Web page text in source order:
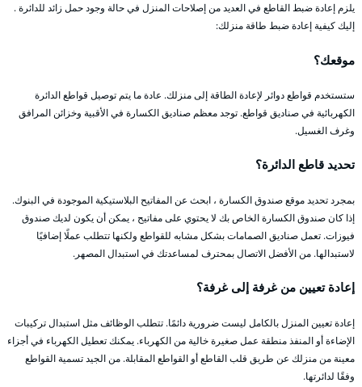
يلزم إعادة ضبط القاطع في العديد من إصلاحات المنزل في حالة وجود حمل زائد للدائرة .
إليك كيفية إعادة ضبط طاقة منزلك:
موقعك؟
ستستخدم قواطع دوائر لإعادة الطاقة إلى منزلك. عادة ما يتم توصيل قواطع الدائرة
الكهربائية في صناديق قواطع. توجد معظم صناديق الكسارة في الأقبية وخزائن المرافق
وغرف الغسيل.
تحديد قاطع الدائرة؟
بمجرد تحديد موقع صندوق الكسارة ، ابحث عن المفاتيح البلاستيكية الموجودة في البنوك.
إذا كان صندوق الكسارة الخاص بك لا يحتوي على مفاتيح ، يمكن أن يكون لديك صندوق
فيوزات. تعمل صناديق الصمامات بشكل مشابه للقواطع ولكنها تتطلب عملًا إضافيًا
لاستبدالها. من الأفضل الاتصال بمحترف لمساعدتك في استبدال المصهر.
إعادة تعيين من غرفة إلى غرفة؟
إعادة تعيين المنزل بالكامل ليست ضرورية دائمًا. تتطلب الوظائف مثل استبدال تركيبات
الإضاءة أو المنفذ منطقة عمل صغيرة خالية من الكهرباء. يمكنك تعطيل الكهرباء في أجزاء
معينة من منزلك عن طريق قلب القاطع أو القواطع المقابلة. من الجيد تسمية القواطع
وفقًا لدائرتها.